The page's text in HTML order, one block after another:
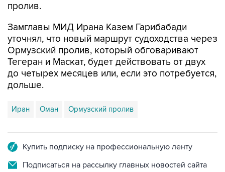
Замглавы МИД Ирана Казем Гарибабади
Ормузский пролив, который обговаривают
Тегеран и Маскат, будет действовать от двух
до четырех месяцев или, если это потребуется,
дольше.
Иран Оман
Подписаться на рассылку главных новостей сайта
Получать оперативные новости в официальном